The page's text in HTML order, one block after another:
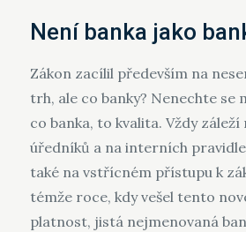
Není banka jako
Zákon zacílil především na
trh, ale co banky? Nenechte se
co banka, to kvalita. Vždy
úředníků a na interních
také na vstřícném přístupu k
témže roce, kdy vešel tento
platnost, jistá nejmenovaná